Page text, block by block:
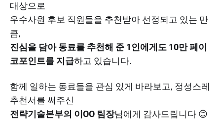
대상으로
우수사원 후보 직원들을 추천받아 선정되고 있는 만
큼,
진심을 담아 동료를 추천해 준 1인에게도 10만 페이
코포인트를 지급하고 있습니다.
함께 일하는 동료들을 관심 있게 바라보고, 정성스레
추천서를 써주신
전략기술본부의 이OO 팀장님에게 감사드립니다 😊